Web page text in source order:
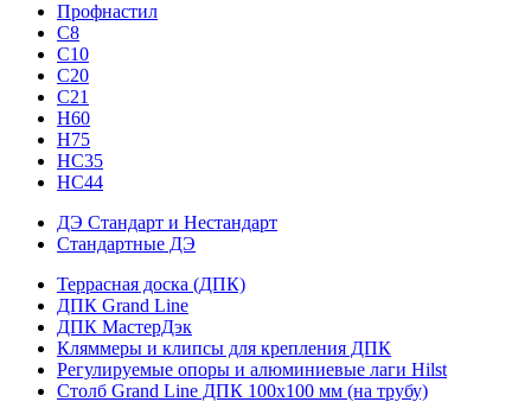
Профнастил
С8
С10
С20
С21
H60
H75
HС35
НС44
ДЭ Стандарт и Нестандарт
Стандартные ДЭ
Террасная доска (ДПК)
ДПК Grand Line
ДПК МастерДэк
Кляммеры и клипсы для крепления ДПК
Регулируемые опоры и алюминиевые лаги Hilst
Столб Grand Line ДПК 100х100 мм (на трубу)